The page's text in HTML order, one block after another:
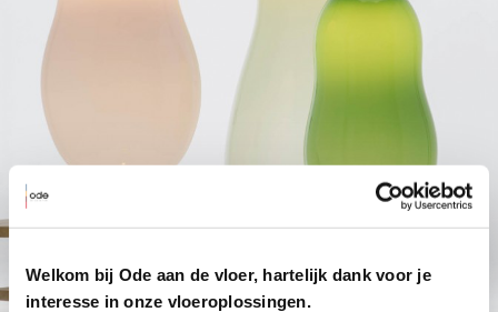
Welkom bij Ode aan de vloer, hartelijk dank voor je
interesse in onze vloeroplossingen.